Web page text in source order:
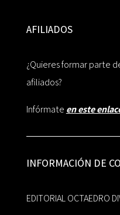
AFILIADOS
¿Quieres formar parte
afiliados?
Infórmate en este
INFORMACIÓN DE
EDITORIAL OCTAEDRO